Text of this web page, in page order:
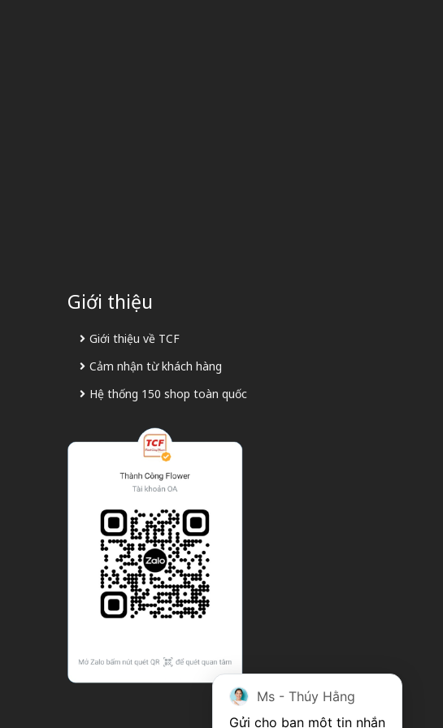
Giới thiệu
Giới thiệu về TCF
Cảm nhận từ khách hàng
Hệ thống 150 shop toàn quốc
Ms - Thúy Hằng
Gửi cho bạn một tin nhắn